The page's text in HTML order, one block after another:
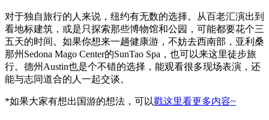
对于独自旅行的人来说，纽约有无数的选择。从百老汇演出到
看地标建筑，或是只探索那些博物馆和公园，可能都要花个三
五天的时间。如果你想来一趟健康游，不妨去西南部，亚利桑
那州Sedona Mago Center的SunTao Spa，也可以来这里徒步旅
行。德州Austin也是个不错的选择，能观看很多现场表演，还
能与志同道合的人一起交谈。
*如果大家有想出国游的想法，可以戳这里看更多内容~